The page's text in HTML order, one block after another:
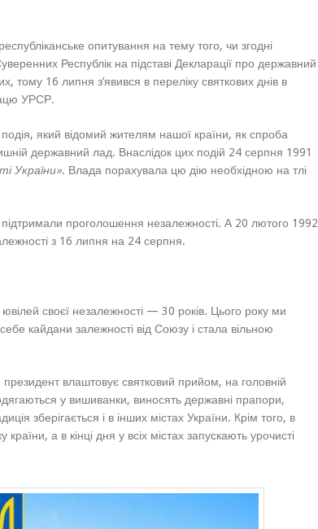
опитування на тему того, чи згодні
Республік на підставі Декларації про державний
тому 16 липня з‘явився в переліку святкових днів в
УРСР.
який відомий жителям нашої країни, як спроба
державний лад. Внаслідок цих подій 24 серпня 1991
України». Влада порахувала цю дію необхідною на тлі
проголошення незалежності. А 20 лютого 1992
з 16 липня на 24 серпня.
своєї незалежності — 30 років. Цього року ми
кайдани залежності від Союзу і стала вільною
влаштовує святковий прийом, на головній
у вишиванки, виносять державні прапори,
зберігається і в інших містах України. Крім того, в
а в кінці дня у всіх містах запускають урочисті